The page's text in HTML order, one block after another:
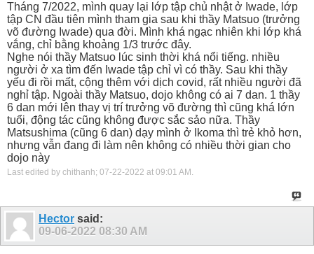
Tháng 7/2022, mình quay lại lớp tập chủ nhật ở Iwade, lớp
tập CN đầu tiên mình tham gia sau khi thầy Matsuo (trưởng
võ đường Iwade) qua đời. Mình khá ngạc nhiên khi lớp khá
vắng, chỉ bằng khoảng 1/3 trước đây.
Nghe nói thầy Matsuo lúc sinh thời khá nổi tiếng. nhiều
người ở xa tìm đến Iwade tập chỉ vì có thầy. Sau khi thầy
yếu đi rồi mất, cộng thêm với dịch covid, rất nhiều người đã
nghỉ tập. Ngoài thầy Matsuo, dojo không có ai 7 dan. 1 thầy
6 dan mới lên thay vị trí trưởng võ đường thì cũng khá lớn
tuổi, động tác cũng không được sắc sảo nữa. Thầy
Matsushima (cũng 6 dan) dạy mình ở Ikoma thì trẻ khỏ hơn,
nhưng vẫn đang đi làm nên không có nhiều thời gian cho
dojo này
Last edited by chithanh; 07-22-2022 at 09:01 AM
Hector said:
09-06-2022 08:30 AM